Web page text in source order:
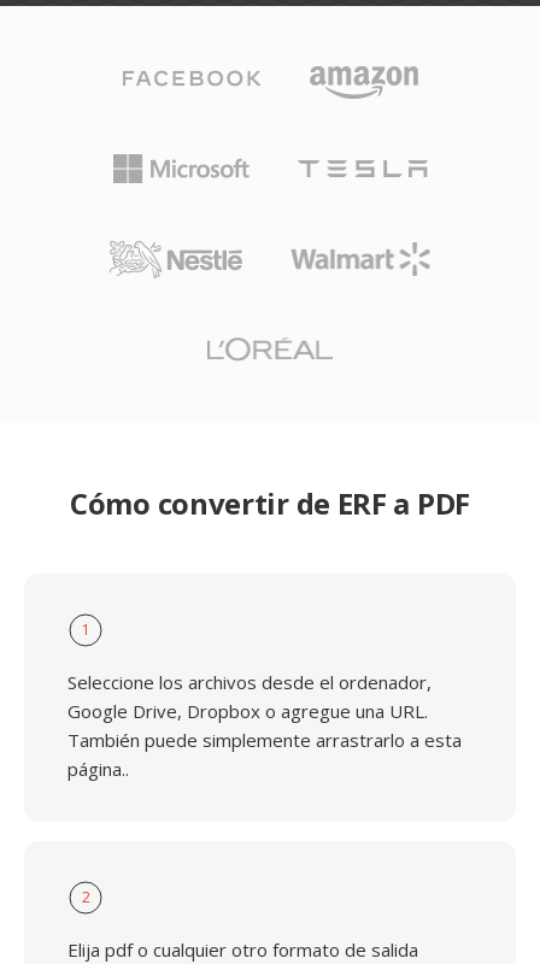
Cómo convertir de ERF a PDF
1
Seleccione los archivos desde el ordenador,
Google Drive, Dropbox o agregue una URL.
También puede simplemente arrastrarlo a esta
página..
2
Elija pdf o cualquier otro formato de salida